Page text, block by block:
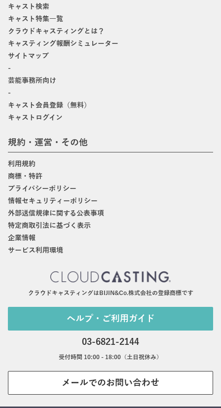
キャスト検索
キャスト特集一覧
クラウドキャスティングとは？
キャスティング報酬シミュレーター
サイトマップ
-
芸能事務所向け
-
キャスト会員登録（無料）
キャストログイン
規約・運営・その他
利用規約
商標・特許
プライバシーポリシー
情報セキュリティーポリシー
外部送信規律に関する公表事項
特定商取引法に基づく表示
企業情報
サービス利用環境
クラウドキャスティングはBIJIN&Co.株式会社の登録商標です
ヘルプ・ご利用ガイド
03-6821-2144
受付時間 10:00 - 18:00（土日祝休み）
メールでのお問い合わせ